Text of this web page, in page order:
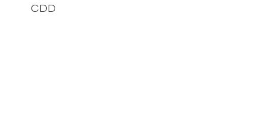
CDD